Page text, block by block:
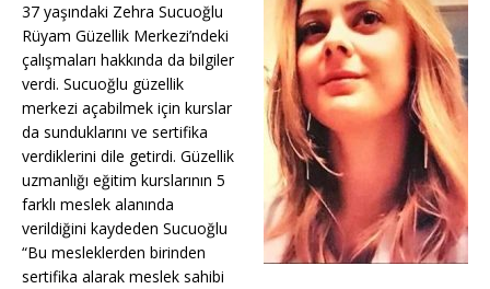
37 yaşındaki Zehra Sucuoğlu
Rüyam Güzellik Merkezi’ndeki
çalışmaları hakkında da bilgiler
verdi. Sucuoğlu güzellik
merkezi açabilmek için kurslar
da sunduklarını ve sertifika
verdiklerini dile getirdi. Güzellik
uzmanlığı eğitim kurslarının 5
farklı meslek alanında
verildiğini kaydeden Sucuoğlu
“Bu mesleklerden birinden
sertifika alarak meslek sahibi